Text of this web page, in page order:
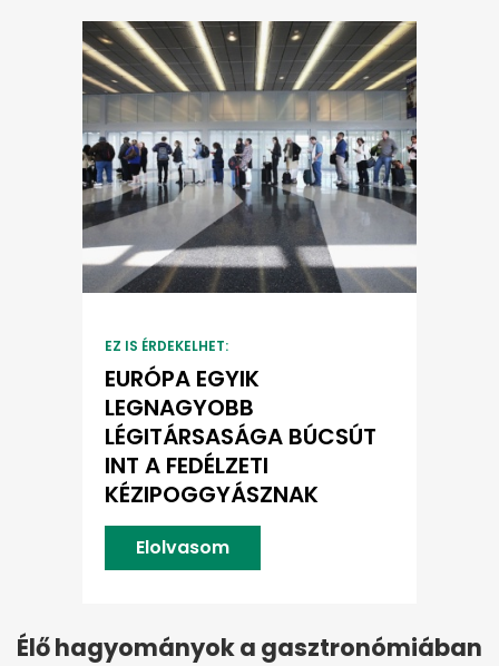
EZ IS ÉRDEKELHET:
EURÓPA EGYIK
LEGNAGYOBB
LÉGITÁRSASÁGA BÚCSÚT
INT A FEDÉLZETI
KÉZIPOGGYÁSZNAK
Elolvasom
Élő hagyományok a gasztronómiában